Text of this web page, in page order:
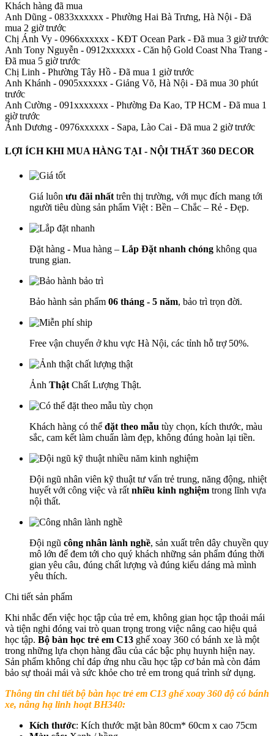
Khách hàng đã mua
Anh Dũng - 0833xxxxxx - Phường Hai Bà Trưng, Hà Nội - Đã
mua 2 giờ trước
Chị Ánh Vy - 0966xxxxxx - KĐT Ocean Park - Đã mua 3 giờ trước
Anh Tony Nguyễn - 0912xxxxxx - Căn hộ Gold Coast Nha Trang -
Đã mua 5 giờ trước
Chị Linh - Phường Tây Hồ - Đã mua 1 giờ trước
Anh Khánh - 0905xxxxxx - Giảng Võ, Hà Nội - Đã mua 30 phút
trước
Anh Cường - 091xxxxxxx - Phường Đa Kao, TP HCM - Đã mua 1
giờ trước
Ánh Dương - 0976xxxxxx - Sapa, Lào Cai - Đã mua 2 giờ trước
LỢI ÍCH KHI MUA HÀNG TẠI - NỘI THẤT 360 DECOR
Giá luôn ưu đãi nhất trên thị trường, với mục đích mang tới
người tiêu dùng sản phẩm Việt : Bền – Chắc – Rẻ - Đẹp.
Đặt hàng - Mua hàng – Lắp Đặt nhanh chóng không qua
trung gian.
Bảo hành sản phẩm 06 tháng - 5 năm, bảo trì trọn đời.
Free vận chuyển ở khu vực Hà Nội, các tỉnh hỗ trợ 50%.
Ảnh Thật Chất Lượng Thật.
Khách hàng có thể đặt theo mẫu tùy chọn, kích thước, màu
sắc, cam kết làm chuẩn làm đẹp, không đúng hoàn lại tiền.
Đội ngũ nhân viên kỹ thuật tư vấn trẻ trung, năng động, nhiệt
huyết với công việc và rất nhiều kinh nghiệm trong lĩnh vựa
nội thất.
Đội ngũ công nhân lành nghề, sản xuất trên dây chuyền quy
mô lớn để đem tới cho quý khách những sản phẩm đúng thời
gian yêu câu, đúng chất lượng và đúng kiểu dáng mà mình
yêu thích.
Chi tiết sản phẩm
Khi nhắc đến việc học tập của trẻ em, không gian học tập thoải mái
và tiện nghi đóng vai trò quan trọng trong việc nâng cao hiệu quả
học tập. Bộ bàn học trẻ em C13 ghế xoay 360 có bánh xe là một
trong những lựa chọn hàng đầu của các bậc phụ huynh hiện nay.
Sản phẩm không chỉ đáp ứng nhu cầu học tập cơ bản mà còn đảm
bảo sự thoải mái và sức khỏe cho trẻ em trong quá trình sử dụng.
Thông tin chi tiếtbộ bàn học trẻ em C13 ghế xoay 360 độ có bánh
xe, nâng hạ linh hoạt BH340:
Kích thước: Kích thước mặt bàn 80cm* 60cm x cao 75cm